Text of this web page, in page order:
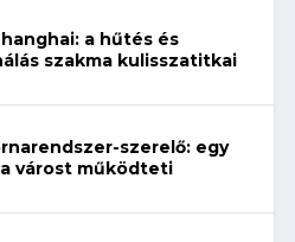
a hűtés és
szakma kulisszatitkai
szerelő: egy
a várost működteti